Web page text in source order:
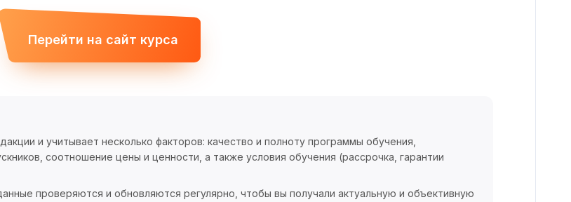
Перейти на сайт курса
и учитывает несколько факторов: качество и полноту программы обучения,
соотношение цены и ценности, а также условия обучения (рассрочка, гарантии
проверяются и обновляются регулярно, чтобы вы получали актуальную и объективную